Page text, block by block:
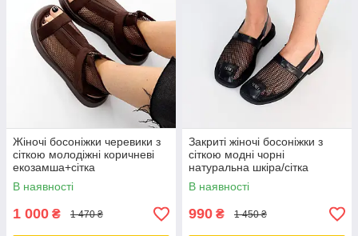
Жіночі босоніжки черевики з
сіткою молодіжні коричневі
екозамша+сітка
В наявності
1 000 ₴ 1 470 ₴
Закриті жіночі босоніжки з
сіткою модні чорні
натуральна шкіра/сітка
В наявності
990 ₴ 1 450 ₴